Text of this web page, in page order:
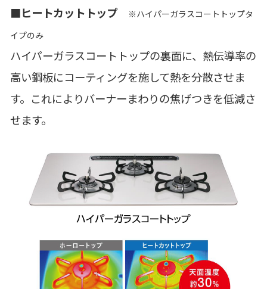
■ヒートカットトップ
※ハイパーガラスコートトップタ
イプのみ
ハイパーガラスコートトップの裏面に、熱伝導率の
高い鋼板にコーティングを施して熱を分散させま
す。これによりバーナーまわりの焦げつきを低減さ
せます。